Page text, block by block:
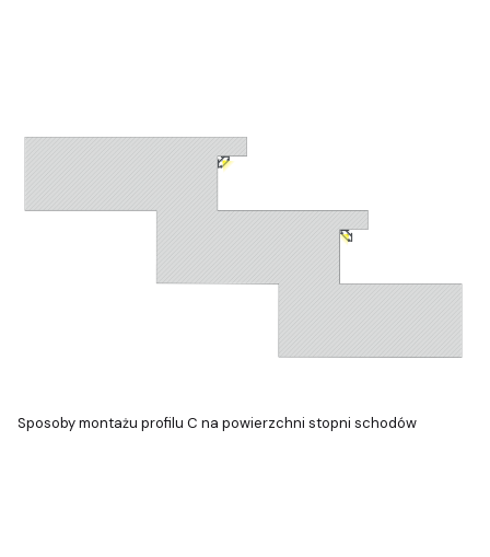
Sposoby montażu profilu C na powierzchni stopni schodów